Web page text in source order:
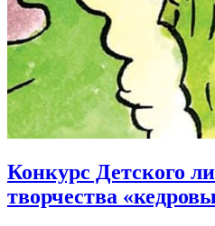
Конкурс Детского
творчества